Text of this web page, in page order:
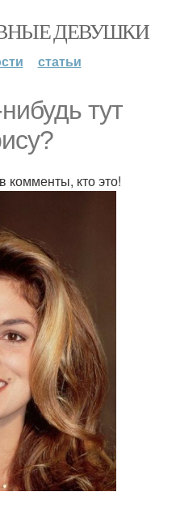
ДЕВУШКИ
статьи
тут
комменты, кто это!